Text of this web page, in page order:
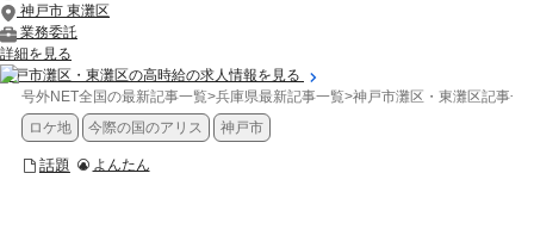
神戸市 東灘区
業務委託
詳細を見る
神戸市灘区・東灘区の高時給の求人情報を見る
号外NET全国の最新記事一覧>兵庫県最新記事一覧>神戸市灘区・東灘区記事一
ロケ地
今際の国のアリス 神戸市
話題 よんたん